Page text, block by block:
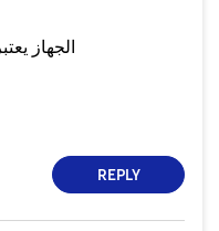
الجهاز
REPLY